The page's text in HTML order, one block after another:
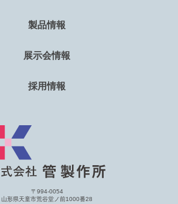
製品情報
展示会情報
採用情報
〒994-0054
山形県天童市荒谷堂ノ前1000番28